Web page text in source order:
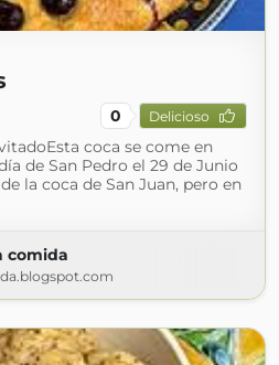
0 Delicioso
coca se come en
de San Pedro el 29 de Junio
la coca de San Juan, pero en
comida